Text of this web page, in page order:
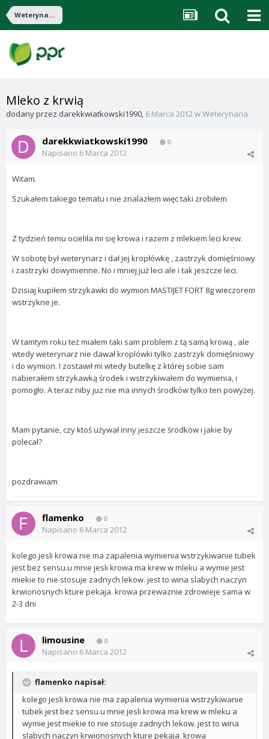
Weterynaria
Mleko z krwią
dodany przez darekkwiatkowski1990, 6 Marca 2012wWeterynaria
darekkwiatkowski1990 0
Napisano 6 Marca 2012
Witam.
Szukałem takiego tematu i nie znalazłem więc taki zrobiłem
Z tydzień temu ocieliła mi się krowa i razem z mlekiem leci krew.
W sobotę był weterynarz i dał jej kropłówkę , zastrzyk domięśniowy
i zastrzyki dowymienne. No i mniej już leci ale i tak jeszcze leci.
Dzisiaj kupiłem strzykawki do wymion MASTIJET FORT 8g wieczorem
wstrzykne je.
W tamtym roku też miałem taki sam problem z tą samą krową , ale
wtedy weterynarz nie dawał kroplówki tylko zastrzyk domięśniowy
i do wymion. I zostawił mi wtedy butelkę z której sobie sam
nabierałem strzykawką środek i wstrzykiwałem do wymienia, i
pomogło. A teraz niby juz nie ma innych środków tylko ten powyżej.
Mam pytanie, czy ktoś używał inny jeszcze środków i jakie by
polecał?
pozdrawiam
flamenko 0
Napisano 6 Marca 2012
kolego jesli krowa nie ma zapalenia wymienia wstrzykiwanie tubek
jest bez sensu.u mnie jesli krowa ma krew w mleku a wymie jest
miekie to nie stosuje zadnych lekow. jest to wina slabych naczyn
krwionosnych kture pekaja. krowa przewaznie zdrowieje sama w
2-3 dni
limousine 0
Napisano 6 Marca 2012
flamenko napisał:
kolego jesli krowa nie ma zapalenia wymienia wstrzykiwanie
tubek jest bez sensu.u mnie jesli krowa ma krew w mleku a
wymie jest miekie to nie stosuje zadnych lekow. jest to wina
slabych naczyn krwionosnych kture pekaja. krowa